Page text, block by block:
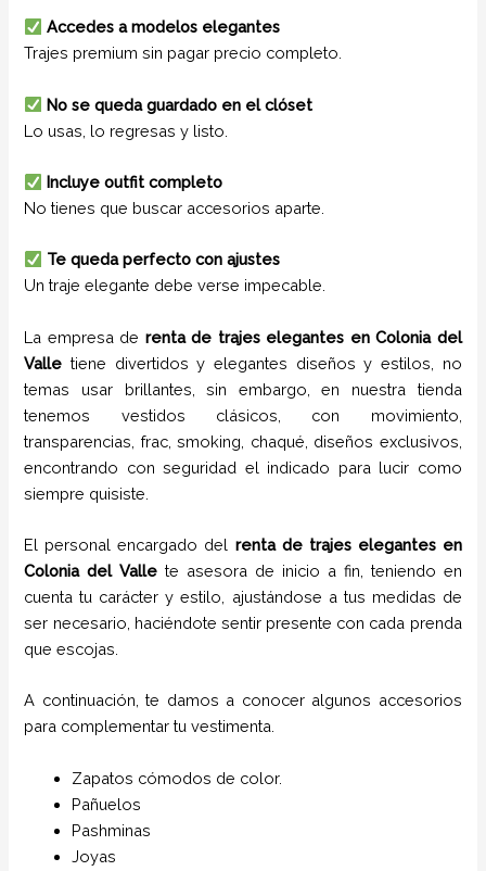
Accedes a modelos elegantes
Trajes premium sin pagar precio completo.
No se queda guardado en el clóset
Lo usas, lo regresas y listo.
Incluye outfit completo
No tienes que buscar accesorios aparte.
Te queda perfecto con ajustes
Un traje elegante debe verse impecable.
La empresa de renta de trajes elegantes enColonia del
Valle tiene divertidos y elegantes diseños y estilos,
no
temas usar brillantes, sin embargo, en nuestra tienda
tenemos vestidos clásicos, con movimiento,
transparencias, frac, smoking, chaqué, diseños exclusivos,
encontrando con seguridad el indicado para lucir como
siempre quisiste.
El personal encargado del renta de trajes elegantes en
Colonia del Valle te asesora de inicio a fin, teniendo en
cuenta tu carácter y estilo, ajustándose a tus medidas de
ser necesario, haciéndote sentir presente con cada prenda
que escojas.
A continuación, te damos a conocer algunos accesorios
para complementar tu vestimenta.
Zapatos cómodos de color.
Pañuelos
Pashminas
Joyas